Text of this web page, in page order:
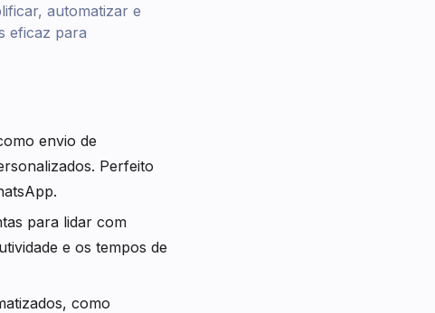
automatizar e
eficaz para
envio de
Perfeito
para lidar com
e os tempos de
como